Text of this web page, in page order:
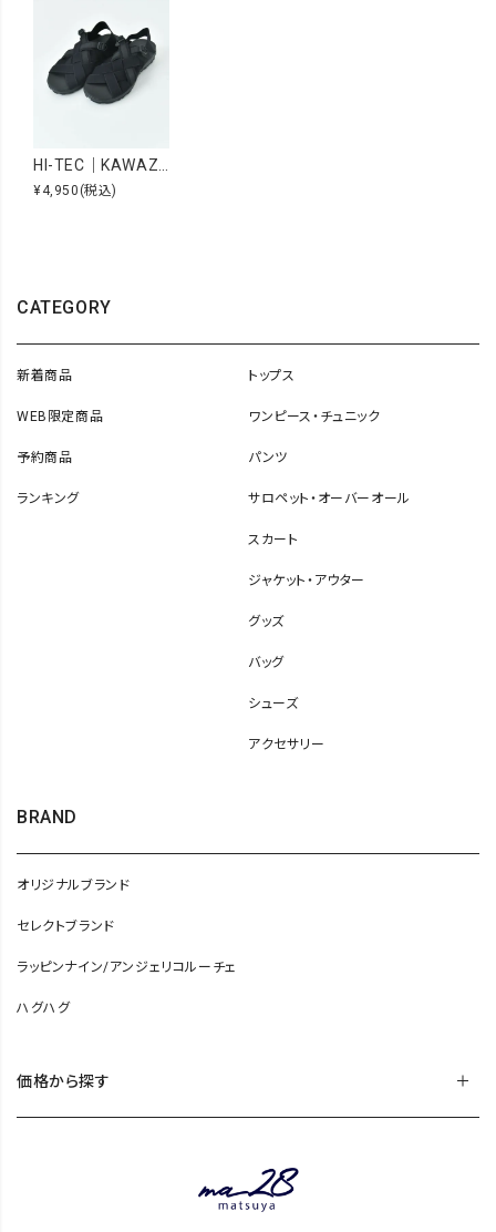
¥4,950 (税込)
CATEGORY
新着商品
WEB限定商品
予約商品
ランキング
トップス
ワンピース・チュニック
パンツ
サロペット・オーバーオール
スカート
ジャケット・アウター
グッズ
バッグ
シューズ
アクセサリー
BRAND
オリジナルブランド
セレクトブランド
ラッピンナイン/アンジェリコルーチェ
ハグハグ
価格から探す